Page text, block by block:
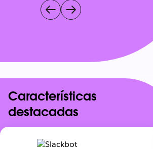
Características
destacadas